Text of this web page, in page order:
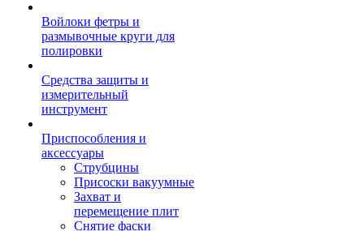
Войлоки фетры и
размывочные круги для
полировки
Средства защиты и
измерительный
инструмент
Приспособления и
аксессуары
Струбцины
Присоски вакуумные
Захват и
перемещение плит
Снятие фаски